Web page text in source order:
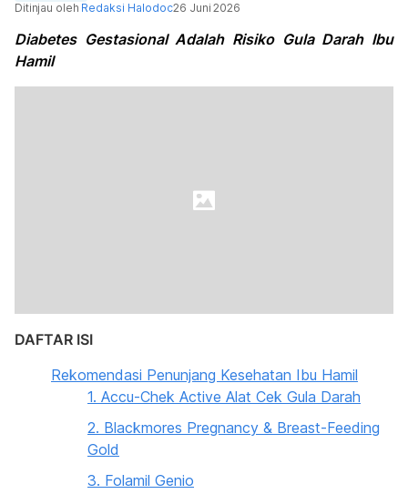
Ditinjau oleh Redaksi Halodoc26 Juni 2026
Diabetes Gestasional Adalah Risiko Gula Darah Ibu
Hamil
DAFTAR ISI
Rekomendasi Penunjang Kesehatan Ibu Hamil
1. Accu-Chek Active Alat Cek Gula Darah
2. Blackmores Pregnancy & Breast-Feeding
Gold
3. Folamil Genio